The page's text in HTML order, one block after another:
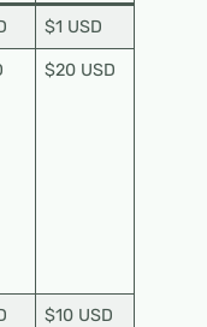
$1 USD
$20 USD
$10 USD